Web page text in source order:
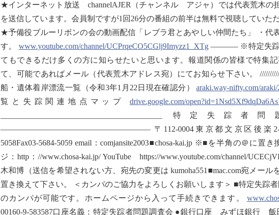
★インターネット放送 channelAJER（チャンネル アジャ）では代表荒木の
を送信しています。会員制ですが1回26分の番組の前半は無料で視聴していた
★予備役ブルーリボンの会の動画配信「レブラ君とあやしい仲間たち」 ・代
す。 www.youtube.com/channel/UCPrqeCO5CGlj9Imyzz1_XTg———– ※特定失踪
てもできるだけ多くの方に知らせたいと思います。報道関係の皆様で特集
て、可能であればメール（代表荒木アドレス宛）にてお知らせ下さい。
船・遺体着岸漂流一覧（令和3年1月22日現在確認分）araki.way-nifty.com/
覧と失踪関連地点マップ drive.google.com/
_________________________________________ 特定
——————————————————— 〒112-0004東京都文京区後楽2-3-8
5058Fax03-5684-5059 email：comjansite2003■chosa-kai.jp ※■を半角の＠に置
ジ：http：//www.chosa-kai.jp/ YouTube https://www.youtube.com/channel/
木和博（送信を希望されない方、宛先の変更は kumoha551■mac.com宛メー
置き換えて下さい。 ＜カンパのご協力をよろしくお願いします＞ ■特定失踪
のカンパが可能です。ホームページから入って手続きできます。
00160-9-583587口座名義：特定失踪者問題調査会 ●銀行口座 みずほ銀行